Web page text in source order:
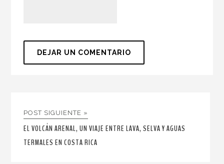
POST SIGUIENTE »
EL VOLCÁN ARENAL, UN VIAJE ENTRE LAVA, SELVA Y AGUAS
TERMALES EN COSTA RICA